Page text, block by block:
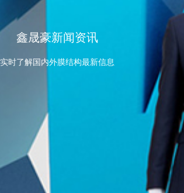
鑫晟豪新闻资讯
实时了解国内外膜结构最新信息